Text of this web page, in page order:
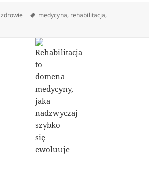
Kategorie
zdrowie Tagi
medycyna, rehabilitacja,